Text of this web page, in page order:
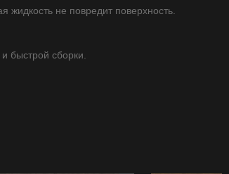
жидкость не повредит поверхность.
быстрой сборки.